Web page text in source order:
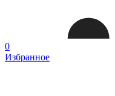
0
Избранное